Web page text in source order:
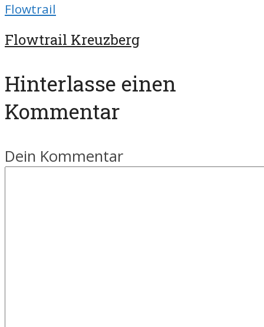
Flowtrail
Flowtrail Kreuzberg
Hinterlasse einen
Kommentar
Dein Kommentar